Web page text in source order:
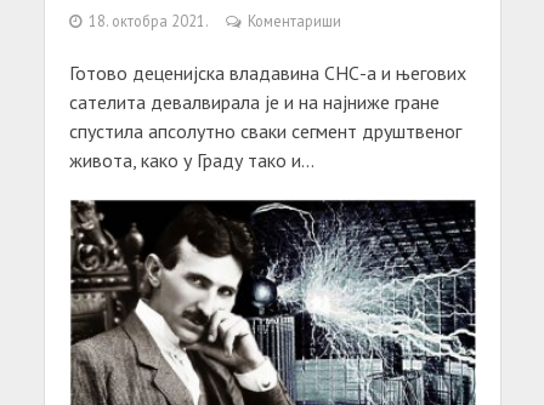
18. октобра 2021. Коментариши
Готово деценијска владавина СНС-а и његових
сателита девалвирала је и на најниже гране
спустила апсолутно сваки сегмент друштвеног
живота, како у Граду тако и...